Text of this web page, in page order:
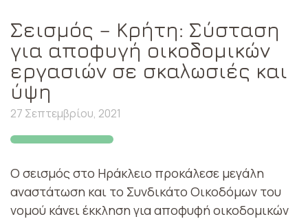
Σεισμός – Κρήτη: Σύσταση
για αποφυγή οικοδομικών
εργασιών σε σκαλωσιές και
ύψη
27 Σεπτεμβρίου, 2021
Ο σεισμός στο Ηράκλειο προκάλεσε μεγάλη
αναστάτωση και το Συνδικάτο Οικοδόμων του
νομού κάνει έκκληση για αποφυφή οικοδομικών